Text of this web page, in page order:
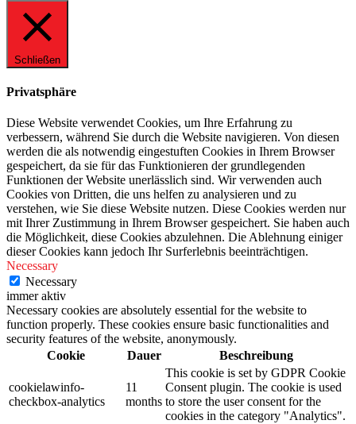
Schließen
Privatsphäre
Diese Website verwendet Cookies, um Ihre Erfahrung zu
verbessern, während Sie durch die Website navigieren. Von diesen
werden die als notwendig eingestuften Cookies in Ihrem Browser
gespeichert, da sie für das Funktionieren der grundlegenden
Funktionen der Website unerlässlich sind. Wir verwenden auch
Cookies von Dritten, die uns helfen zu analysieren und zu
verstehen, wie Sie diese Website nutzen. Diese Cookies werden nur
mit Ihrer Zustimmung in Ihrem Browser gespeichert. Sie haben auch
die Möglichkeit, diese Cookies abzulehnen. Die Ablehnung einiger
dieser Cookies kann jedoch Ihr Surferlebnis beeinträchtigen.
Necessary
Necessary
immer aktiv
Necessary cookies are absolutely essential for the website to
function properly. These cookies ensure basic functionalities and
security features of the website, anonymously.
Cookie
Dauer Beschreibung
cookielawinfo-
checkbox-analytics
11
months
This cookie is set by GDPR Cookie
Consent plugin. The cookie is used
to store the user consent for the
cookies in the category "Analytics".